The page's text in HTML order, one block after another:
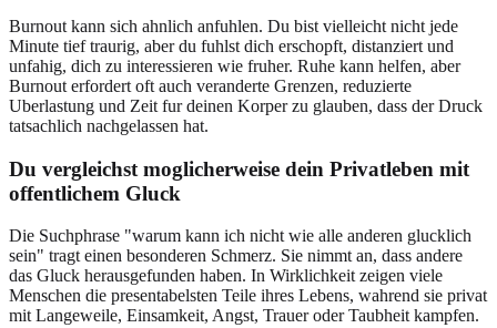
Burnout kann sich ahnlich anfuhlen. Du bist vielleicht nicht jede
Minute tief traurig, aber du fuhlst dich erschopft, distanziert und
unfahig, dich zu interessieren wie fruher. Ruhe kann helfen, aber
Burnout erfordert oft auch veranderte Grenzen, reduzierte
Uberlastung und Zeit fur deinen Korper zu glauben, dass der Druck
tatsachlich nachgelassen hat.
Du vergleichst moglicherweise dein Privatleben mit
offentlichem Gluck
Die Suchphrase "warum kann ich nicht wie alle anderen glucklich
sein" tragt einen besonderen Schmerz. Sie nimmt an, dass andere
das Gluck herausgefunden haben. In Wirklichkeit zeigen viele
Menschen die presentabelsten Teile ihres Lebens, wahrend sie privat
mit Langeweile, Einsamkeit, Angst, Trauer oder Taubheit kampfen.